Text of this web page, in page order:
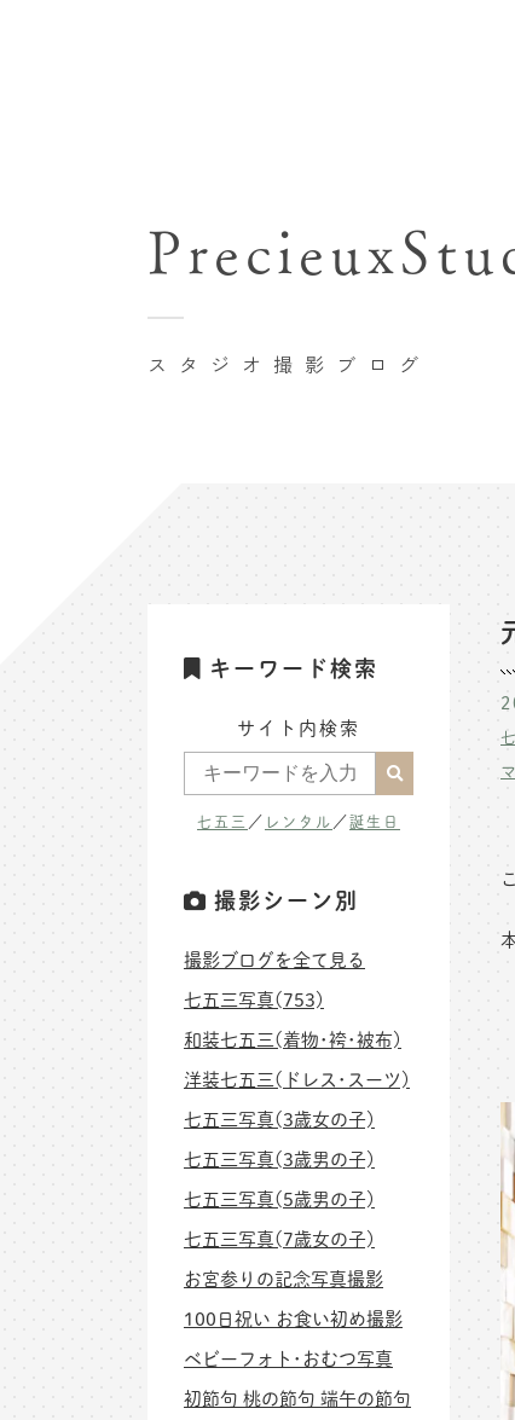
卒業袴･卒業写真撮影
自由が丘店
八王子店
横浜港北店 et Fleur
スタジオ撮影ブログ
キーワード検索
サイト内検索
七五三 ／ レンタル ／誕生日
撮影シーン別
撮影ブログを全て見る
七五三写真(753)
和装七五三(着物･袴･被布)
洋装七五三(ドレス･スーツ)
七五三写真(3歳女の子)
七五三写真(3歳男の子)
七五三写真(5歳男の子)
七五三写真(7歳女の子)
お宮参りの記念写真撮影
100日祝い お食い初め撮影
ベビーフォト･おむつ写真
初節句 桃の節句 端午の節句